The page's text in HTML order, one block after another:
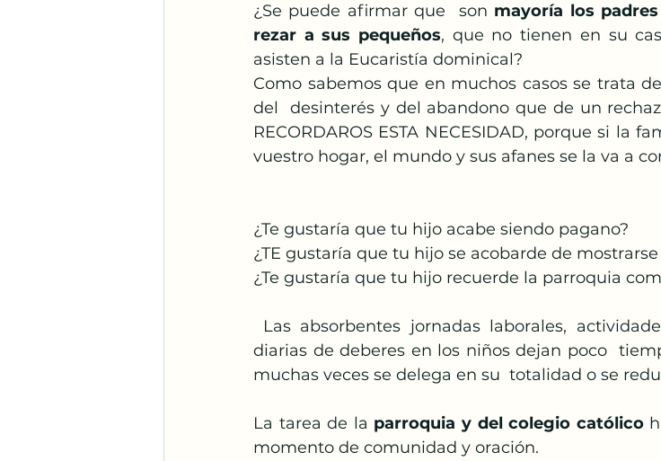
¿Se puede afirmar que  son mayoría los
rezar a sus pequeños, que no tienen en su
asisten a la Eucaristía dominical?
Como sabemos que en muchos casos se trata
del  desinterés y del abandono que de un
RECORDAROS ESTA NECESIDAD, porque si la
vuestro hogar, el mundo y sus afanes se la va a
¿Te gustaría que tu hijo acabe siendo pagano?
¿TE gustaría que tu hijo se acobarde de
¿Te gustaría que tu hijo recuerde la parroquia
diarias de deberes en los niños dejan poco
muchas veces se delega en su  totalidad o se
La tarea de la parroquia y del colegio católico
momento de comunidad y oración.